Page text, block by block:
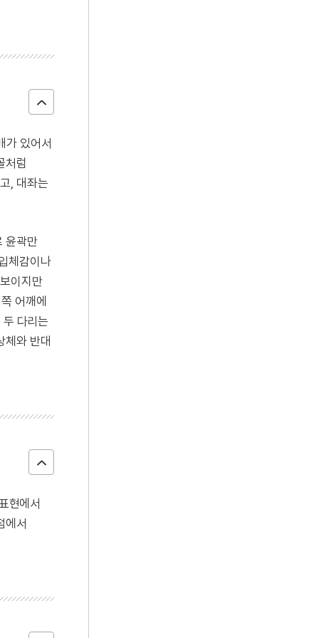
가 있어서
처럼
, 대좌는
윤곽만
체감이나
이지만
어깨에
다리는
체와 반대
현에서
에서